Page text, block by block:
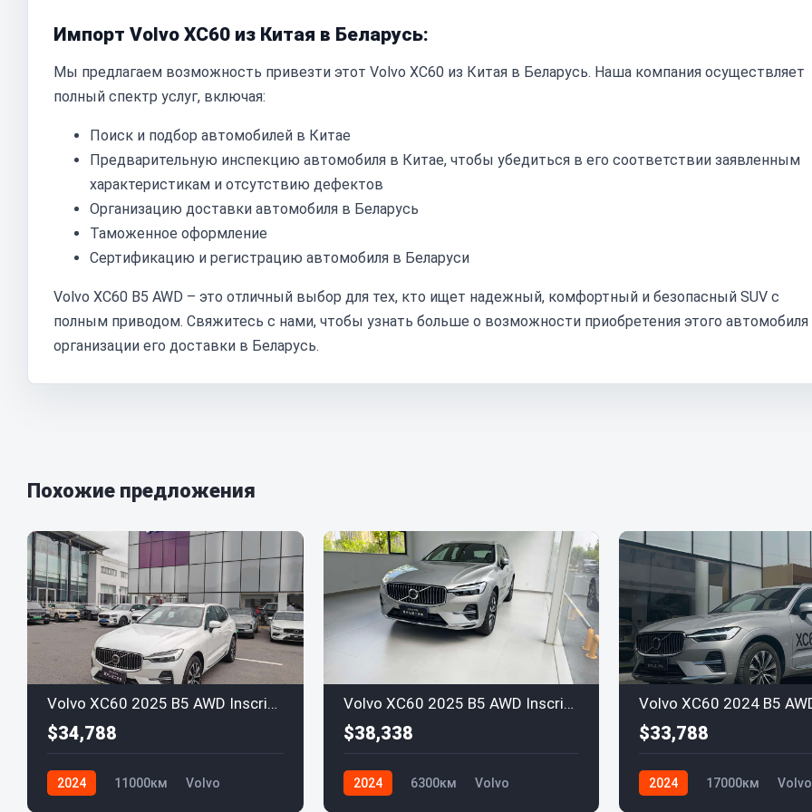
Импорт Volvo XC60 из Китая в Беларусь:
Мы предлагаем возможность привезти этот Volvo XC60 из Китая в Беларусь. Наша компания осуществляет
полный спектр услуг, включая:
Поиск и подбор автомобилей в Китае
Предварительную инспекцию автомобиля в Китае, чтобы убедиться в его соответствии заявленным
характеристикам и отсутствию дефектов
Организацию доставки автомобиля в Беларусь
Таможенное оформление
Сертификацию и регистрацию автомобиля в Беларуси
Volvo XC60 B5 AWD – это отличный выбор для тех, кто ищет надежный, комфортный и безопасный SUV с
полным приводом. Свяжитесь с нами, чтобы узнать больше о возможности приобретения этого автомобиля
организации его доставки в Беларусь.
Похожие предложения
Volvo XC60 2025 B5 AWD Inscription
$34,788
2024 11000км Volvo
Volvo XC60 2025 B5 AWD Inscription
$38,338
2024 6300км Volvo
$33,788
2024 17000км Volvo